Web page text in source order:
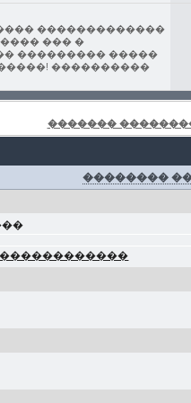
�������������
��� �
��������� �����
����������
�������
��������